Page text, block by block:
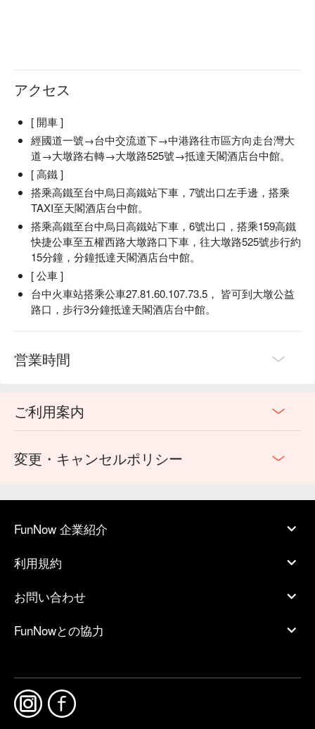
アクセス
[ 開車 ]
經國道一號→台中交流道下→中港路往市區方向走台灣大
道→大墩路右轉→大墩路525號→抵達天閣酒店台中館。
[ 高鐵 ]
搭乘高鐵至台中烏日高鐵站下車，7號出口左手邊，搭乘
TAXI至天閣酒店台中館。
搭乘高鐵至台中烏日高鐵站下車，6號出口，搭乘159高鐵
快捷公車至五權西路大墩路口下車，往大墩路525號步行約
15分鐘，分鐘抵達天閣酒店台中館。
[ 公車 ]
台中火車站搭乘公車27.81.60.107.73.5， 皆可到大墩公益
路口，步行3分鐘抵達天閣酒店台中館。
営業時間
ご利用案内
変更・キャンセルポリシー
FunNow 企業紹介
利用規約
お問い合わせ
FunNowとの協力